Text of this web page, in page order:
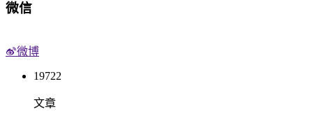
微信
微博
19722
文章